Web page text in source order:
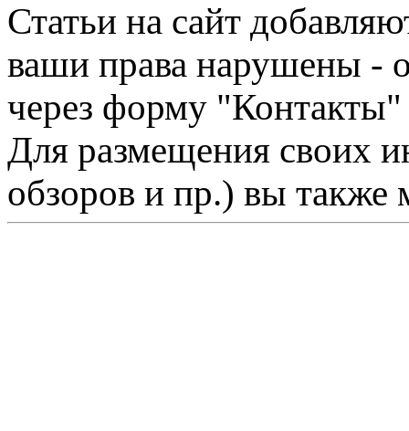
Статьи на сайт
ваши права нарушены -
через форму "Контакты"
Для размещения своих
обзоров и пр.) вы также